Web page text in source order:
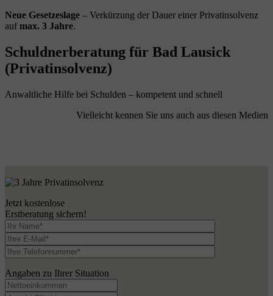
Neue Gesetzeslage – Verkürzung der Dauer einer Privatinsolvenz
aufmax. 3 Jahre.
Schuldnerberatung für Bad Lausick
(Privatinsolvenz)
Anwaltliche Hilfe bei Schulden – kompetent und schnell
Vielleicht kennen Sie uns auch aus diesen Medien
Jetzt kostenlose
Erstberatung sichern!
Angaben zu Ihrer Situation